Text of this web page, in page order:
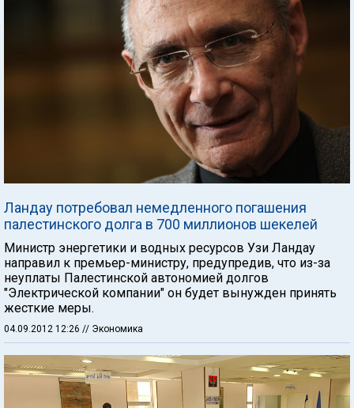
Ландау потребовал немедленного погашения
палестинского долга в 700 миллионов шекелей
Министр энергетики и водных ресурсов Узи Ландау
направил к премьер-министру, предупредив, что из-за
неуплаты Палестинской автономией долгов
"Электрической компании" он будет вынужден принять
жесткие меры.
04.09.2012 12:26 // Экономика